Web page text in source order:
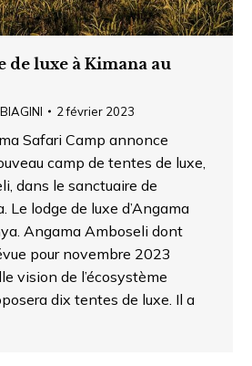
de luxe à Kimana au
2 février 2023
Safari Camp annonce
camp de tentes de luxe,
dans le sanctuaire de
Le lodge de luxe d’Angama
Angama Amboseli dont
pour novembre 2023
vision de l’écosystème
dix tentes de luxe. Il a